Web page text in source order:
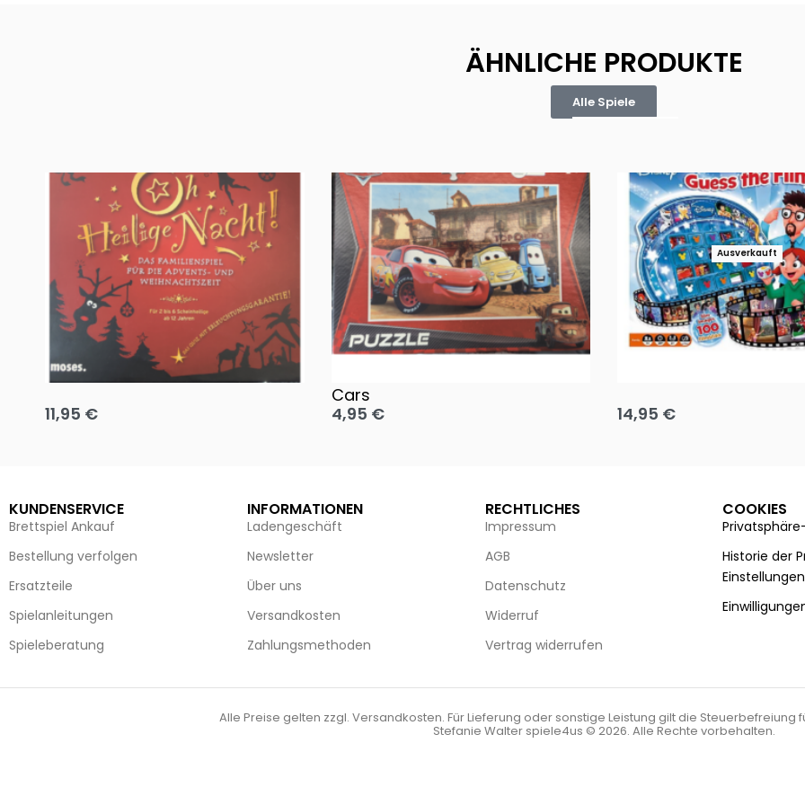
ÄHNLICHE PRODUKTE
Alle Spiele
Oh, heilige Nacht!
11,95 €
Cars
4,95 €
Ausverkauft
14,95 €
KUNDENSERVICE
Brettspiel Ankauf
Bestellung verfolgen
Ersatzteile
Spielanleitungen
Spieleberatung
INFORMATIONEN
Ladengeschäft
Newsletter
Über uns
Versandkosten
Zahlungsmethoden
RECHTLICHES
Impressum
AGB
Datenschutz
Widerruf
Vertrag widerrufen
COOKIES
Historie der
Einstellungen
Alle Preise gelten zzgl. Versandkosten. Für Lieferung oder sonstige Leistung gilt die Steuerbefreiung
Stefanie Walter spiele4us © 2026. Alle Rechte vorbehalten.